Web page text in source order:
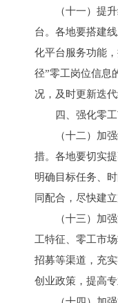
（十一）提
台。各地要搭建
化平台服务功能
径”零工岗位信息
况，及时更新迭
四、强化零
（十二）加
措。各地要切实
明确目标任务、
同配合，尽快建
（十三）加
工特征、零工市
招募等渠道，充
创业政策，提高